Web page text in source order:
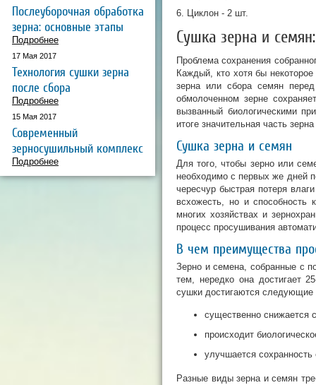
Послеуборочная обработка
зерна: основные этапы
Подробнее
17 Мая 2017
Технология сушки зерна
после сбора
Подробнее
15 Мая 2017
Современный
зерносушильный комплекс
Подробнее
6. Циклон - 2 шт.
Сушка зерна и
Проблема сохранения
Каждый, кто хотя бы
зерна или сбора семян
обмолоченном зерне
вызванный биологическими
итоге значительная часть
Сушка зерна и семян
Для того, чтобы зерно или
необходимо с первых же дней
чересчур быстрая потеря
всхожесть, но и способность
многих хозяйствах и
процесс просушивания
В чем преимущества
Зерно и семена, собранные с
тем, нередко она достигает
сушки достигаются
существенно снижается
происходит
улучшается сохранность
Разные виды зерна и семян